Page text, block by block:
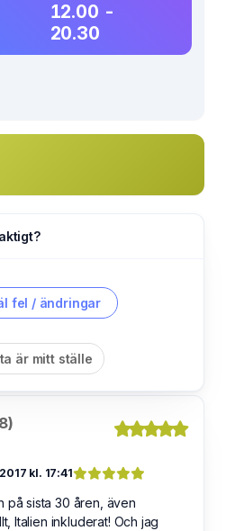
12.00 -
20.30
fel / ändringar
är mitt ställe
kl. 17:41
på sista 30 åren, även
Italien inkluderat! Och jag